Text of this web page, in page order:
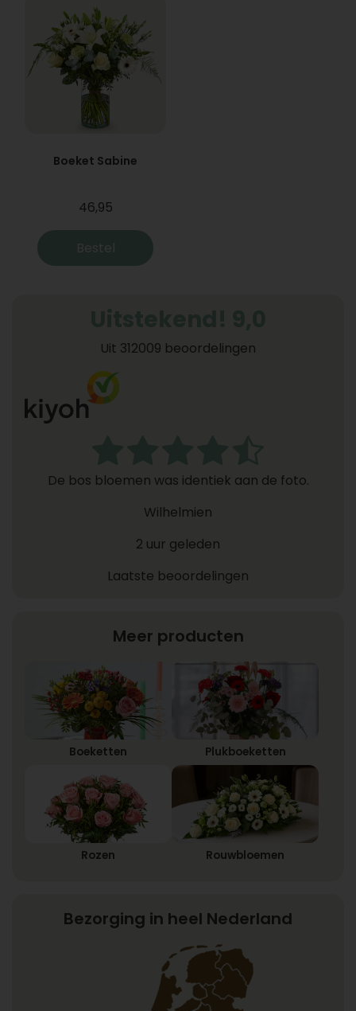
Boeket Sabine
46,95
Bestel
Uit 312009 beoordelingen
De bos bloemen was identiek aan de foto.
Wilhelmien
2 uur geleden
Laatste beoordelingen
Meer producten
Boeketten Plukboeketten
Rozen Rouwbloemen
Bezorging in heel Nederland